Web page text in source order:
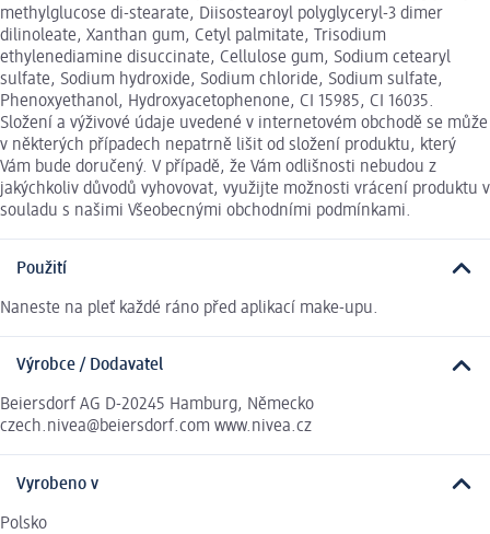
methylglucose di-stearate, Diisostearoyl polyglyceryl-3 dimer
dilinoleate, Xanthan gum, Cetyl palmitate, Trisodium
ethylenediamine disuccinate, Cellulose gum, Sodium cetearyl
sulfate, Sodium hydroxide, Sodium chloride, Sodium sulfate,
Phenoxyethanol, Hydroxyacetophenone, CI 15985, CI 16035.
Složení a výživové údaje uvedené v internetovém obchodě se může
v některých případech nepatrně lišit od složení produktu, který
Vám bude doručený. V případě, že Vám odlišnosti nebudou z
jakýchkoliv důvodů vyhovovat, využijte možnosti vrácení produktu v
souladu s našimi Všeobecnými obchodními podmínkami.
Použití
Naneste na pleť každé ráno před aplikací make-upu.
Výrobce / Dodavatel
Beiersdorf AG D-20245 Hamburg, Německo
czech.nivea@beiersdorf.com www.nivea.cz
Vyrobeno v
Polsko